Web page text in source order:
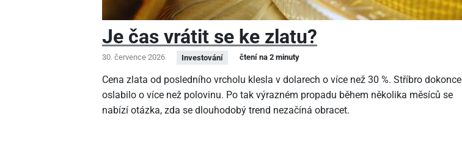
Je čas vrátit se ke zlatu?
30. července 2026 Investování čtení na 2 minuty
Cena zlata od posledního vrcholu klesla v dolarech o více než 30 %. Stříbro dokonce
oslabilo o více než polovinu. Po tak výrazném propadu během několika měsíců se
nabízí otázka, zda se dlouhodobý trend nezačíná obracet.